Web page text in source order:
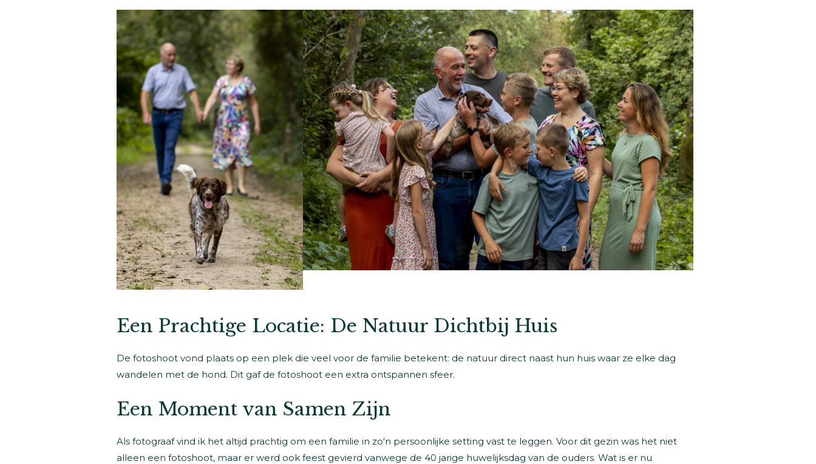
Een Prachtige Locatie: De Natuur Dichtbij Huis
De fotoshoot vond plaats op een plek die veel voor de familie betekent: de natuur direct naast hun huis waar ze elke dag
wandelen met de hond. Dit gaf de fotoshoot een extra ontspannen sfeer.
Een Moment van Samen Zijn
Als fotograaf vind ik het altijd prachtig om een familie in zo'n persoonlijke setting vast te leggen. Voor dit gezin was het niet
alleen een fotoshoot, maar er werd ook feest gevierd vanwege de 40 jarige huwelijksdag van de ouders. Wat is er nu